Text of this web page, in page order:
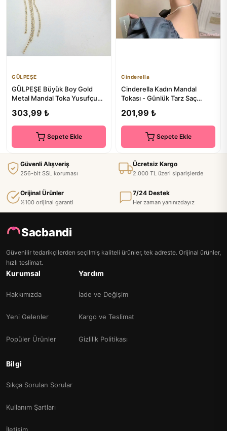
GÜLPEŞE
GÜLPEŞE Büyük Boy Gold
Metal Mandal Toka Yusufçuk
303,99 ₺
Sepete Ekle
Cinderella
Cinderella Kadın Mandal
Tokası - Günlük Tarz Saç
201,99 ₺
Sepete Ekle
Güvenli Alışveriş
256-bit SSL koruması
Ücretsiz Kargo
2.000 TL üzeri siparişlerde
Orijinal Ürünler
%100 orijinal garanti
7/24 Destek
Her zaman yanınızdayız
Sacbandi
Güvenilir tedarikçilerden seçilmiş kaliteli ürünler, tek adreste. Orijinal ürünler,
hızlı teslimat.
Kurumsal
Hakkımızda
Yeni Gelenler
Popüler Ürünler
Yardım
İade ve Değişim
Kargo ve Teslimat
Gizlilik Politikası
Bilgi
Sıkça Sorulan Sorular
Kullanım Şartları
İletişim